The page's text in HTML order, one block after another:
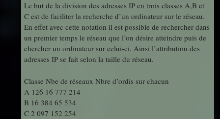
Le but de la division des adresses IP en trois classes A,B et
C est de faciliter la recherche d’un ordinateur sur le réseau.
En effet avec cette notation il est possible de rechercher dans
un premier temps le réseau que l’on désire atteindre puis de
chercher un ordinateur sur celui-ci. Ainsi l’attribution des
adresses IP se fait selon la taille du réseau.
Classe Nbe de réseaux Nbre d’ordis sur chacun
A 126 16 777 214
B 16 384 65 534
C 2 097 152 254